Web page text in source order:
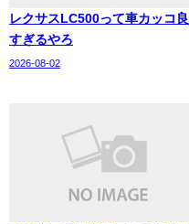
レクサスLC500って車カッコ良
すぎるやろ
2026-08-02